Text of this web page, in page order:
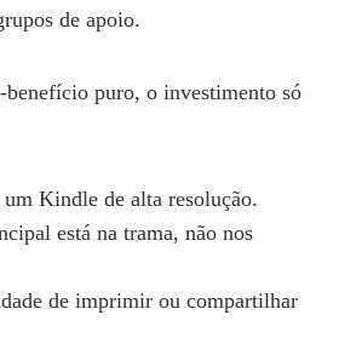
de apoio.
puro, o investimento só
Kindle de alta resolução.
está na trama, não nos
de imprimir ou compartilhar